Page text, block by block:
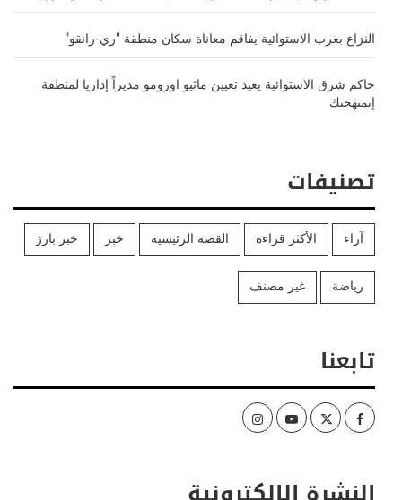
النزاع بغرب الاستوائية يفاقم معاناة سكان منطقة “ري-رانقو”
حاكم شرق الاستوائية يعيد تعيين ماثيو اورومو مديراً إداريا لمنطقة
إيميهجيك
تصنيفات
آراء الأكثر قراءة القصة الرئيسية خبر خبر بارز
رياضة غير مصنف
تابعنا
Facebook
Twitter
Youtube
Instagram